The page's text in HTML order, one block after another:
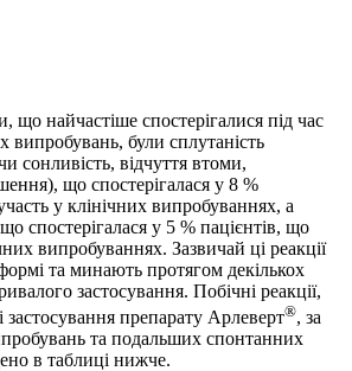
що найчастіше спостерігалися під час
випробувань, були сплутаність
сонливість, відчуття втоми,
що спостерігалася у 8 %
у клінічних випробуваннях, а
спостерігалася у 5 % пацієнтів, що
випробуваннях. Зазвичай ці реакції
та минають протягом декількох
застосування. Побічні реакції,
препарату Арлеверт®, за
та подальших спонтанних
в таблиці нижче.